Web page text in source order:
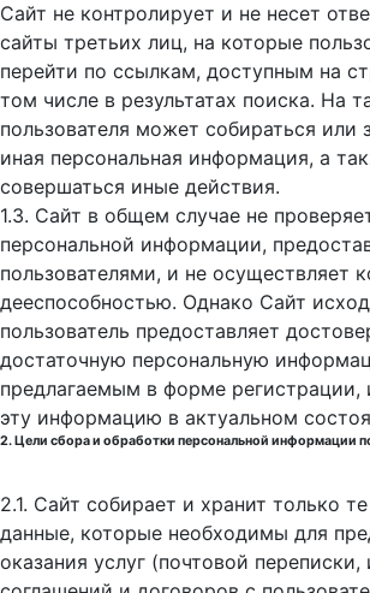
Сайт не контролирует и не несет
сайты третьих лиц, на которые
перейти по ссылкам, доступным на
том числе в результатах поиска. На
пользователя может собираться или
иная персональная информация, а
совершаться иные действия.
1.3. Сайт в общем случае не
персональной информации,
пользователями, и не осуществляет
дееспособностью. Однако Сайт
пользователь предоставляет
достаточную персональную
предлагаемым в форме регистрации,
эту информацию в актуальном
2. Цели сбора и обработки персональной информации
2.1. Сайт собирает и хранит только
данные, которые необходимы для
оказания услуг (почтовой переписки,